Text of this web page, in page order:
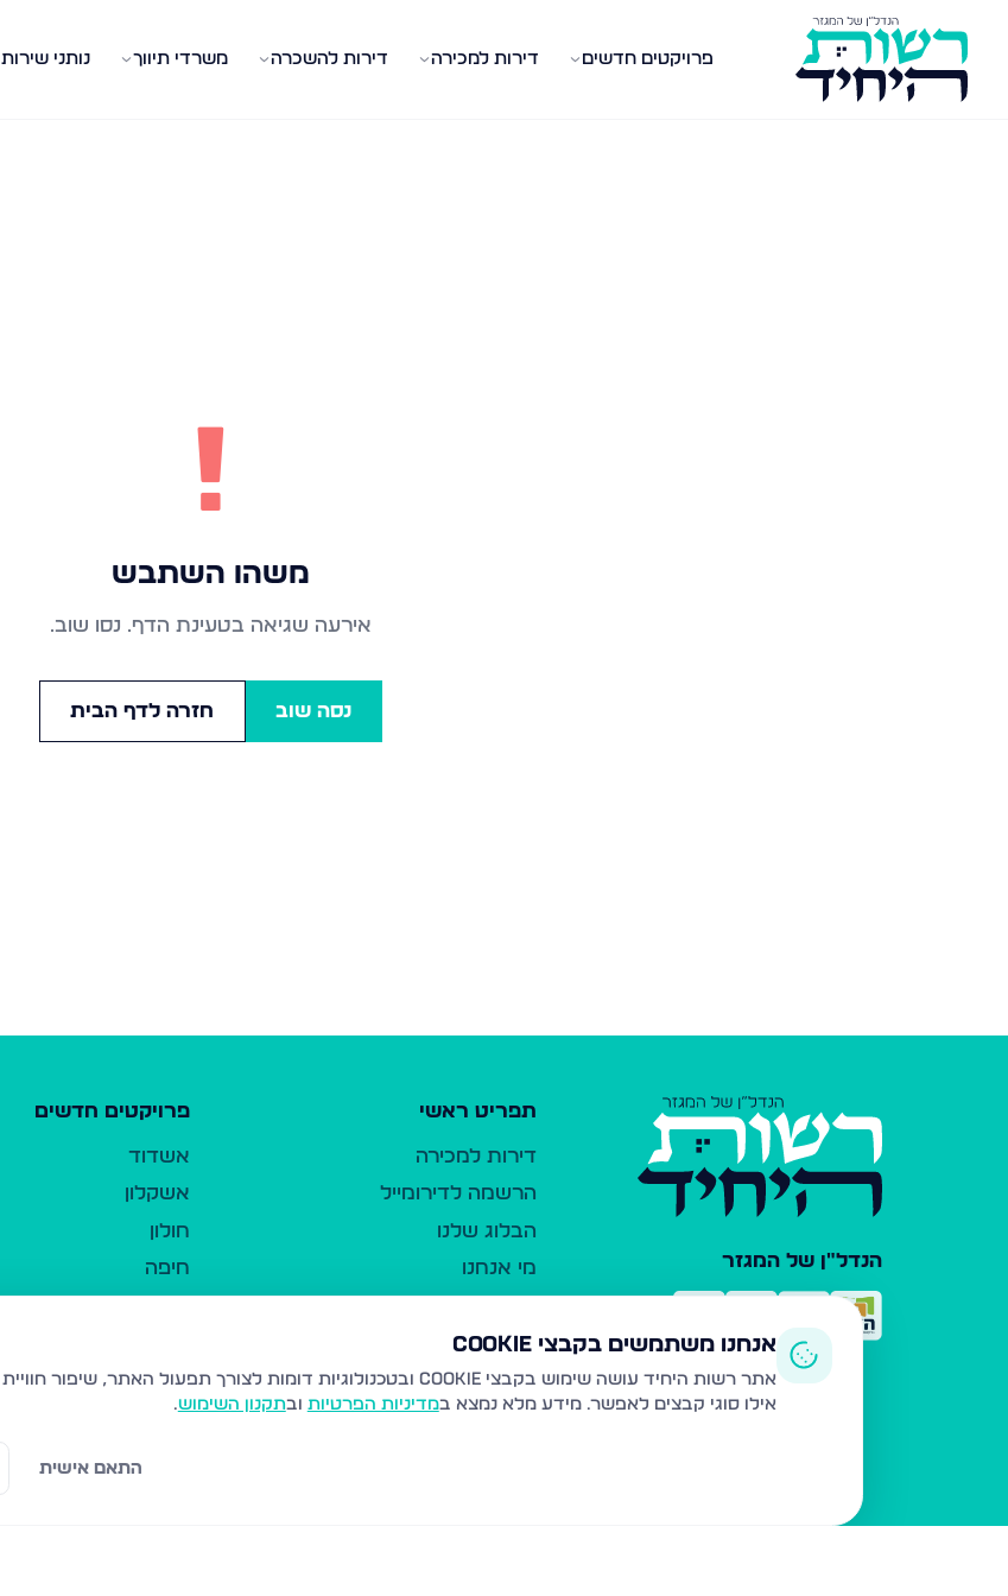
פרויקטים חדשים דירות למכירה דירות להשכרה משרדי תיווך נותני שירות
!
משהו השתבש
אירעה שגיאה בטעינת הדף. נסו שוב.
נסה שוב חזרה לדף הבית
הנדל"ן של המגזר
תפריט ראשי
דירות למכירה
הרשמה לדירומייל
הבלוג שלנו
מי אנחנו
כלי עזר
פרסום ברשות היחיד
משרדי תיווך
פרויקטים חדשים
אשדוד
אשקלון
חולון
חיפה
נהריה
עמנואל
אנחנו משתמשים בקבצי Cookie
אתר רשות היחיד עושה שימוש בקבצי Cookie ובטכנולוגיות דומות לצורך תפעול האתר, שיפור חוויית המשתמש, ניתוח שימוש ושיווק מותאם.
אילו סוגי קבצים לאפשר. מידע מלא נמצא במדיניות הפרטיות ובתקנון השימוש.
התאם אישית